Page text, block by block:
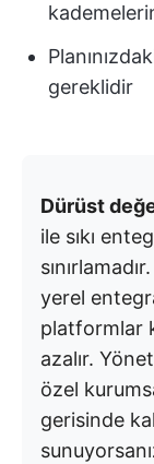
gereklidir
Dürüst
ile sıkı
yerel
platformlar
azalır.
özel
gerisinde